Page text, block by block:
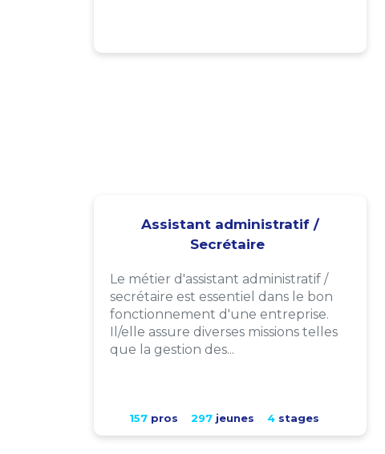
Assistant administratif /
Secrétaire
Le métier d'assistant administratif /
secrétaire est essentiel dans le bon
fonctionnement d'une entreprise.
Il/elle assure diverses missions telles
que la gestion des...
157pros 297jeunes 4stages